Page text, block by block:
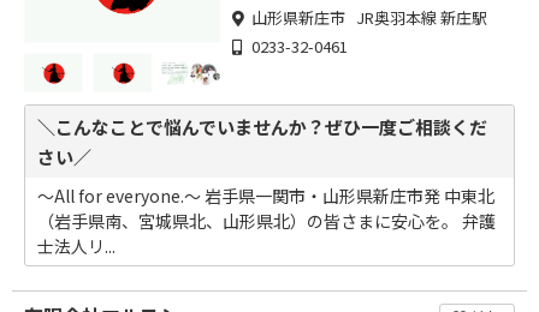
山形県新庄市 JR奥羽本線 新庄駅
0233-32-0461
＼こんなことで悩んでいませんか？ぜひ一度ご相談くだ
さい／
～All for everyone.～ 岩手県一関市・山形県新庄市発 中東北
（岩手県南、宮城県北、山形県北）の皆さまに安心を。 弁護
士法人リ...